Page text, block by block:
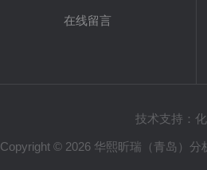
在线留言
技术支持：
Copyright © 2026 华熙昕瑞（青岛）分